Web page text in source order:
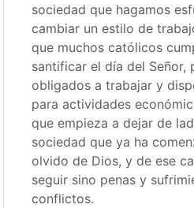
sociedad que hagamos
cambiar un estilo de
que muchos católicos
santificar el día del Señor,
obligados a trabajar y
para actividades
que empieza a dejar de
sociedad que ya ha
olvido de Dios, y de ese
seguir sino penas y
conflictos.